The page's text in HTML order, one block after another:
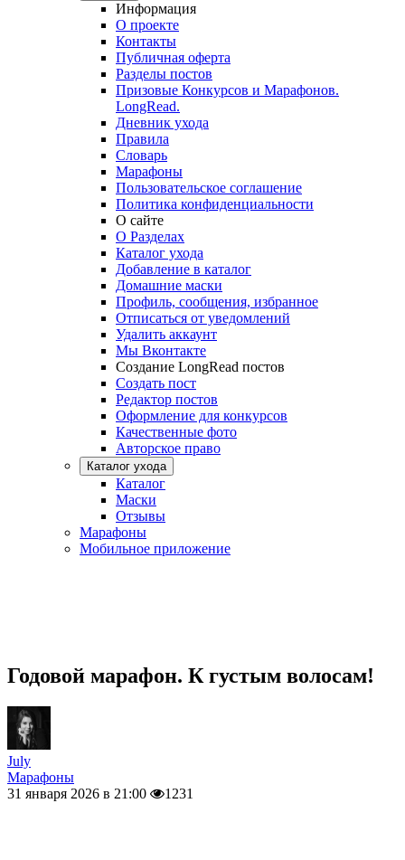
Информация
О проекте
Контакты
Публичная оферта
Разделы постов
Призовые Конкурсов и Марафонов.
LongRead.
Дневник ухода
Правила
Словарь
Марафоны
Пользовательское соглашение
Политика конфиденциальности
О сайте
О Разделах
Каталог ухода
Добавление в каталог
Домашние маски
Профиль, сообщения, избранное
Отписаться от уведомлений
Удалить аккаунт
Мы Вконтакте
Создание LongRead постов
Создать пост
Редактор постов
Оформление для конкурсов
Качественные фото
Авторское право
Каталог ухода
Каталог
Маски
Отзывы
Марафоны
Мобильное приложение
Годовой марафон. К густым волосам!
July
Марафоны
31 января 2026 в 21:00
1231